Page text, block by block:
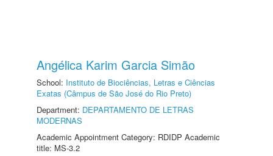
Angélica Karim Garcia Simão
School: Instituto de Biociências, Letras e Ciências
Exatas (Câmpus de São José do Rio Preto)
Department: DEPARTAMENTO DE LETRAS
MODERNAS
Academic Appointment Category: RDIDP Academic
title: MS-3.2